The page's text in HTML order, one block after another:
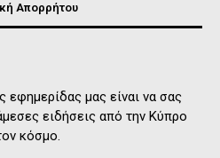
Απορρήτου
μας είναι να σας
ειδήσεις από την Κύπρο
κόσμο.